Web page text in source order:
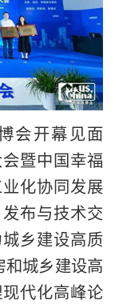
会开幕见面
暨中国幸福
化协同发展
布与技术交
乡建设高质
城乡建设高
代化高峰论